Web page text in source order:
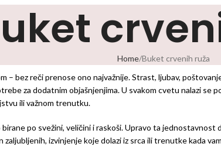
Home Buket crvenih ruža
– bez reči prenose ono najvažnije. Strast, ljubav,
za dodatnim objašnjenjima. U svakom cvetu nalazi se
ili važnom trenutku.
birane po svežini, veličini i raskoši. Upravo ta jednostavnost
izvinjenje koje dolazi iz srca ili trenutke kada